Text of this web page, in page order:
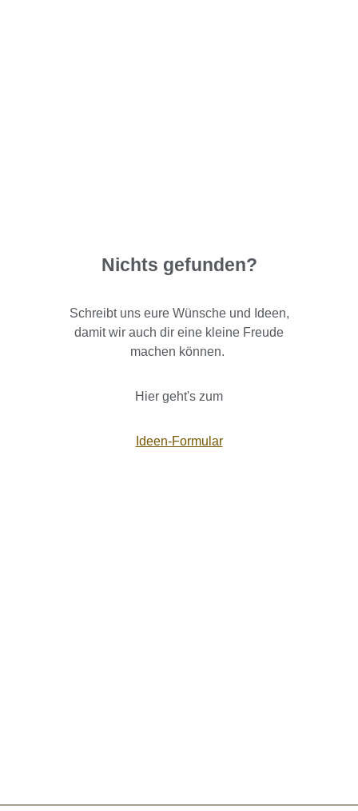
Nichts gefunden?
Schreibt uns eure Wünsche und Ideen,
damit wir auch dir eine kleine Freude
machen können.
Hier geht's zum
Ideen-Formular